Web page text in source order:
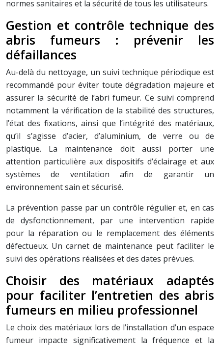
normes sanitaires et la sécurité de tous les utilisateurs.
Gestion et contrôle technique des
abris fumeurs : prévenir les
défaillances
Au-delà du nettoyage, un suivi technique périodique est
recommandé pour éviter toute dégradation majeure et
assurer la sécurité de l’abri fumeur. Ce suivi comprend
notamment la vérification de la stabilité des structures,
l’état des fixations, ainsi que l’intégrité des matériaux,
qu’il s’agisse d’acier, d’aluminium, de verre ou de
plastique. La maintenance doit aussi porter une
attention particulière aux dispositifs d’éclairage et aux
systèmes de ventilation afin de garantir un
environnement sain et sécurisé.
La prévention passe par un contrôle régulier et, en cas
de dysfonctionnement, par une intervention rapide
pour la réparation ou le remplacement des éléments
défectueux. Un carnet de maintenance peut faciliter le
suivi des opérations réalisées et des dates prévues.
Choisir des matériaux adaptés
pour faciliter l’entretien des abris
fumeurs en milieu professionnel
Le choix des matériaux lors de l’installation d’un espace
fumeur impacte significativement la fréquence et la